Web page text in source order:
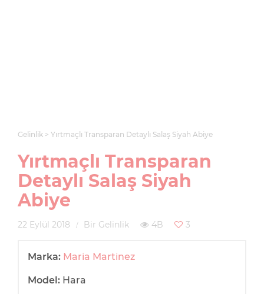
Gelinlik Yırtmaçlı Transparan Detaylı Salaş Siyah Abiye
Yırtmaçlı Transparan
Detaylı Salaş Siyah
Abiye
22 Eylül 2018 Bir Gelinlik 4B 3
Marka: Maria Martinez
Model: Hara